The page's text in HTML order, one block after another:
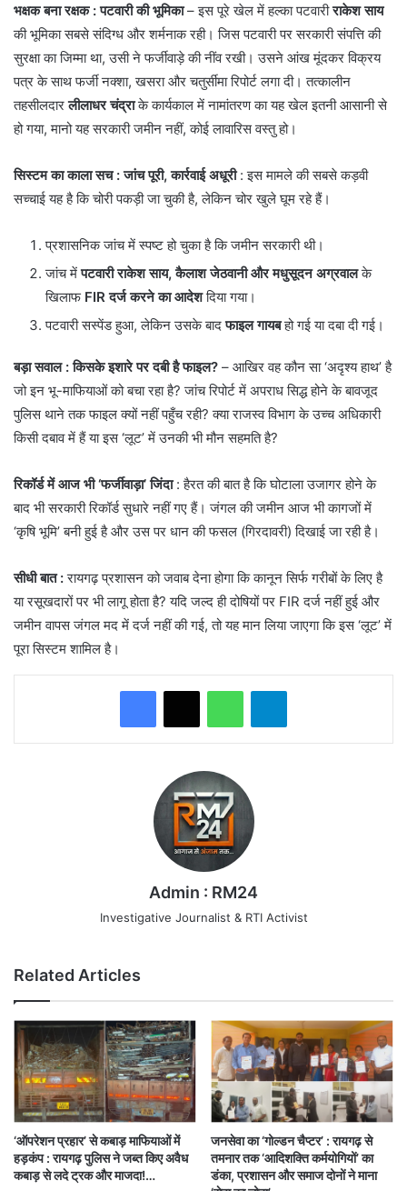
भक्षक बना रक्षक : पटवारी की भूमिका– इस पूरे खेल में हल्का पटवारीराकेश साय
की भूमिका सबसे संदिग्ध और शर्मनाक रही। जिस पटवारी पर सरकारी संपत्ति की
सुरक्षा का जिम्मा था, उसी ने फर्जीवाड़े की नींव रखी। उसने आंख मूंदकर विक्रय
पत्र के साथ फर्जी नक्शा, खसरा और चतुर्सीमा रिपोर्ट लगा दी। तत्कालीन
तहसीलदारलीलाधर चंद्राके कार्यकाल में नामांतरण का यह खेल इतनी आसानी से
हो गया, मानो यह सरकारी जमीन नहीं, कोई लावारिस वस्तु हो।
सिस्टम का काला सच : जांच पूरी, कार्रवाई अधूरी: इस मामले की सबसे कड़वी
सच्चाई यह है कि चोरी पकड़ी जा चुकी है, लेकिन चोर खुले घूम रहे हैं।
​प्रशासनिक जांच में स्पष्ट हो चुका है कि जमीन सरकारी थी।
​जांच मेंपटवारी राकेश साय, कैलाश जेठवानी और मधुसूदन अग्रवालके
खिलाफ FIR दर्ज करने का आदेशदिया गया।
​पटवारी सस्पेंड हुआ, लेकिन उसके बादफाइल गायबहो गई या दबा दी गई।
बड़ा सवाल : किसके इशारे पर दबी है फाइल? – आखिर वह कौन सा ‘अदृश्य हाथ’ है
जो इन भू-माफियाओं को बचा रहा है? जांच रिपोर्ट में अपराध सिद्ध होने के बावजूद
पुलिस थाने तक फाइल क्यों नहीं पहुँच रही? क्या राजस्व विभाग के उच्च अधिकारी
किसी दबाव में हैं या इस ‘लूट’ में उनकी भी मौन सहमति है?
रिकॉर्ड में आज भी ‘फर्जीवाड़ा’ जिंदा: हैरत की बात है कि घोटाला उजागर होने के
बाद भी सरकारी रिकॉर्ड सुधारे नहीं गए हैं। जंगल की जमीन आज भी कागजों में
‘कृषि भूमि’ बनी हुई है और उस पर धान की फसल (गिरदावरी) दिखाई जा रही है।
सीधी बात :रायगढ़ प्रशासन को जवाब देना होगा कि कानून सिर्फ गरीबों के लिए है
या रसूखदारों पर भी लागू होता है? यदि जल्द ही दोषियों पर FIR दर्ज नहीं हुई और
जमीन वापस जंगल मद में दर्ज नहीं की गई, तो यह मान लिया जाएगा कि इस ‘लूट’ में
पूरा सिस्टम शामिल है।
WhatsAppTelegram
Admin : RM24
Investigative Journalist & RTI Activist
Related Articles
‘ऑपरेशन प्रहार’ से कबाड़ माफियाओं में
हड़कंप : रायगढ़ पुलिस ने जब्त किए अवैध
कबाड़ से लदे ट्रक और माजदा!…
जनसेवा का ‘गोल्डन चैप्टर’ : रायगढ़ से
तमनार तक ‘आदिशक्ति कर्मयोगियों’ का
डंका, प्रशासन और समाज दोनों ने माना